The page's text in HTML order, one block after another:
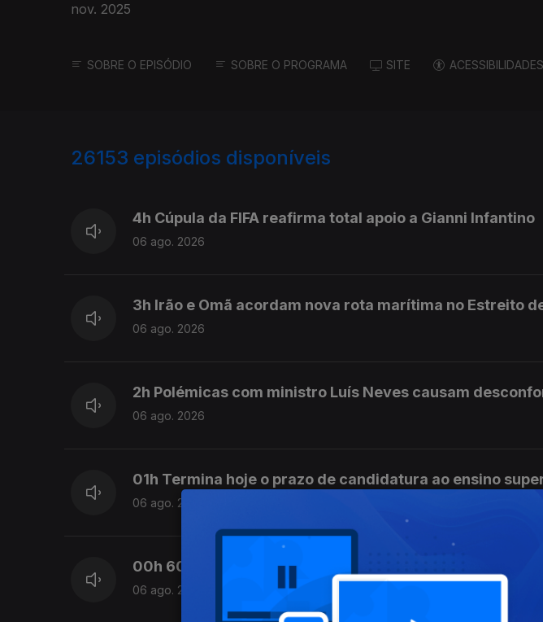
nov. 2025
SOBRE O EPISÓDIO SOBRE O PROGRAMA SITE ACESSIBILIDADES
26153 episódios disponíveis
4h Cúpula da FIFA reafirma total apoio a Gianni Infantino
06 ago. 2026
3h Irão e Omã acordam nova rota marítima no Estreito
06 ago. 2026
2h Polémicas com ministro Luís Neves causam
06 ago. 2026
01h Termina hoje o prazo de candidatura ao ensino
06 ago. 2026
00h 60 anos da inauguração da Ponte 25 de abril
06 ago. 2026